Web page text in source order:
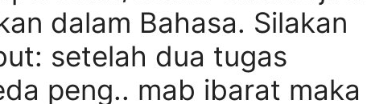
dalam Bahasa. Silakan
setelah dua tugas
peng.. mab ibarat maka